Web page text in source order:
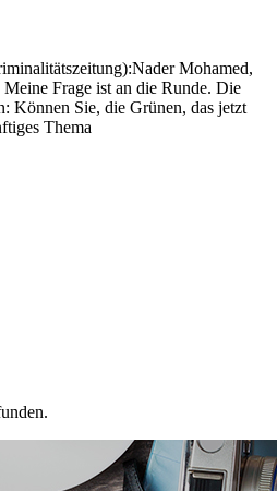
Mohamed,
Frage ist an die Runde. Die
Können Sie, die Grünen, das jetzt
Thema